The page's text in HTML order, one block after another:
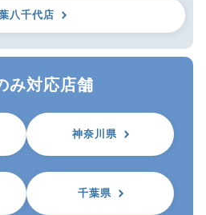
八千代店
み対応店舗
神奈川県
千葉県